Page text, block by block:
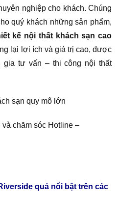
nghiệp cho khách. Chúng
quý khách những sản phẩm,
kế nội thất khách sạn cao
lại lợi ích và giá trị cao, được
gia tư vấn – thi công nội thất
sạn quy mô lớn
chăm sóc Hotline –
quá nổi bật trên các